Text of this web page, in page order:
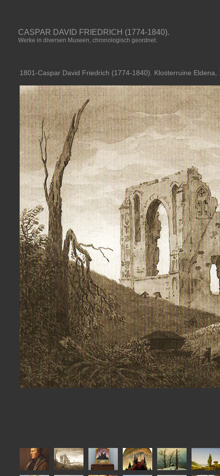
CASPAR DAVID FRIEDRICH (1774-1840).
Werke in diversen Museen, chronologisch geordnet.
1801-Caspar David Friedrich (1774-1840). Klosterruine